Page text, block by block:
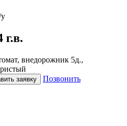
г.в.
внедорожник 5д.,
заявку
Позвонить